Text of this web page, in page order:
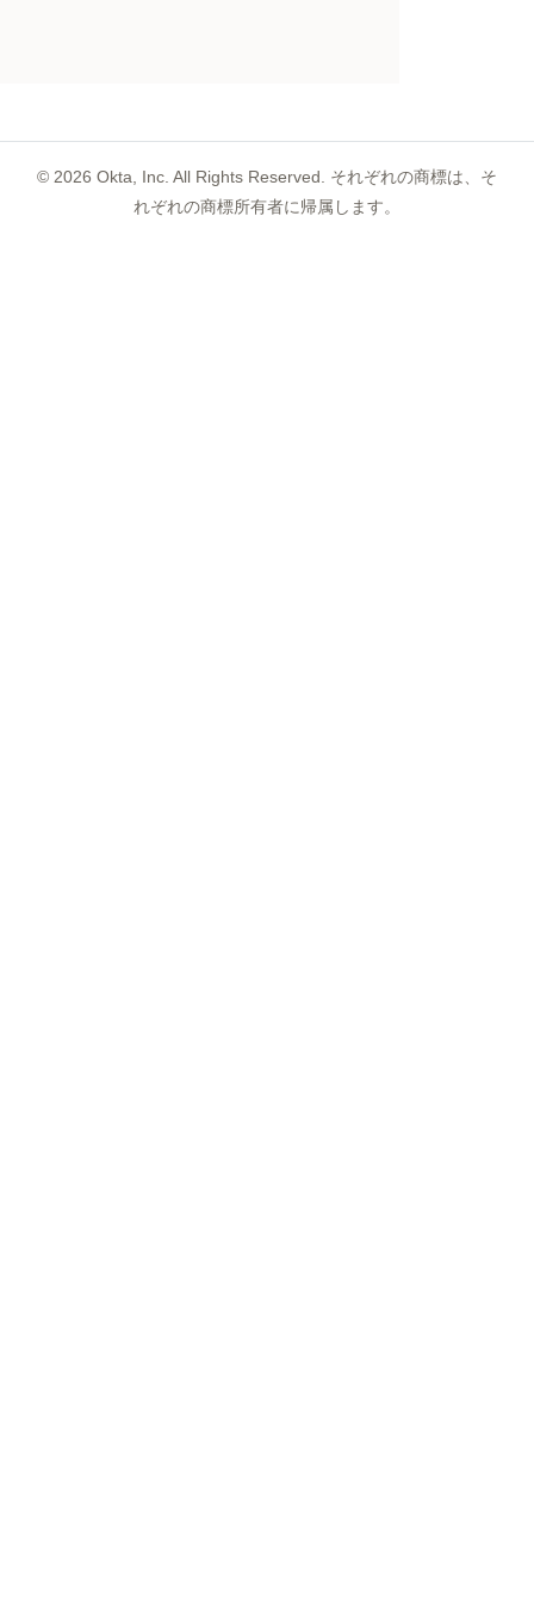
© 2026 Okta, Inc. All Rights Reserved. それぞれの商標は、そ
れぞれの商標所有者に帰属します。